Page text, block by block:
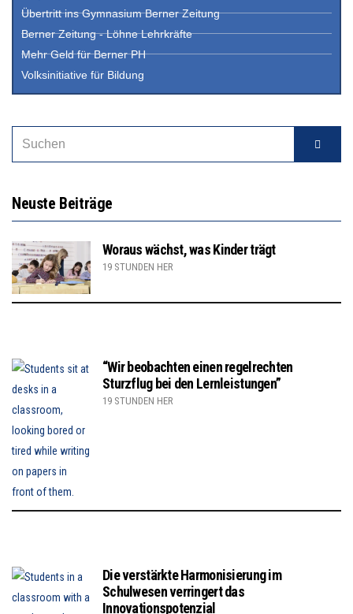
Übertritt ins Gymnasium Berner Zeitung
Berner Zeitung - Löhne Lehrkräfte
Mehr Geld für Berner PH
Volksinitiative für Bildung
Neuste Beiträge
Woraus wächst, was Kinder trägt
19 STUNDEN HER
“Wir beobachten einen regelrechten
Sturzflug bei den Lernleistungen”
19 STUNDEN HER
Die verstärkte Harmonisierung im
Schulwesen verringert das
Innovationspotenzial